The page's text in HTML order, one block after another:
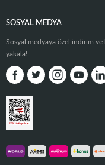
SOSYAL MEDYA
Sosyal medyaya özel indirim ve
yakala!